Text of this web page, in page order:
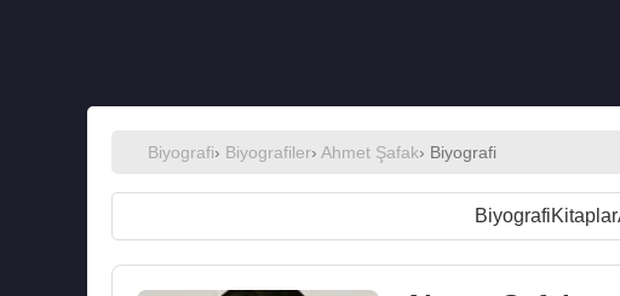
Biyografi› Biyografiler› Ahmet Şafak› Biyografi
BiyografiKitaplar